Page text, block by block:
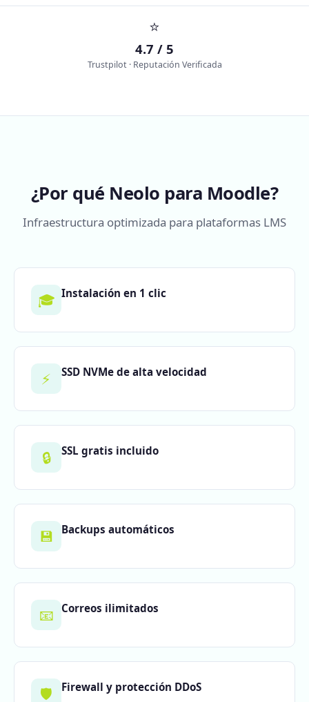
⭐
4.7 / 5
Trustpilot · Reputación Verificada
¿Por qué Neolo para Moodle?
Infraestructura optimizada para plataformas LMS
🎓 Instalación en 1 clic
⚡ SSD NVMe de alta velocidad
🔒 SSL gratis incluido
💾 Backups automáticos
📧 Correos ilimitados
🛡️ Firewall y protección DDoS